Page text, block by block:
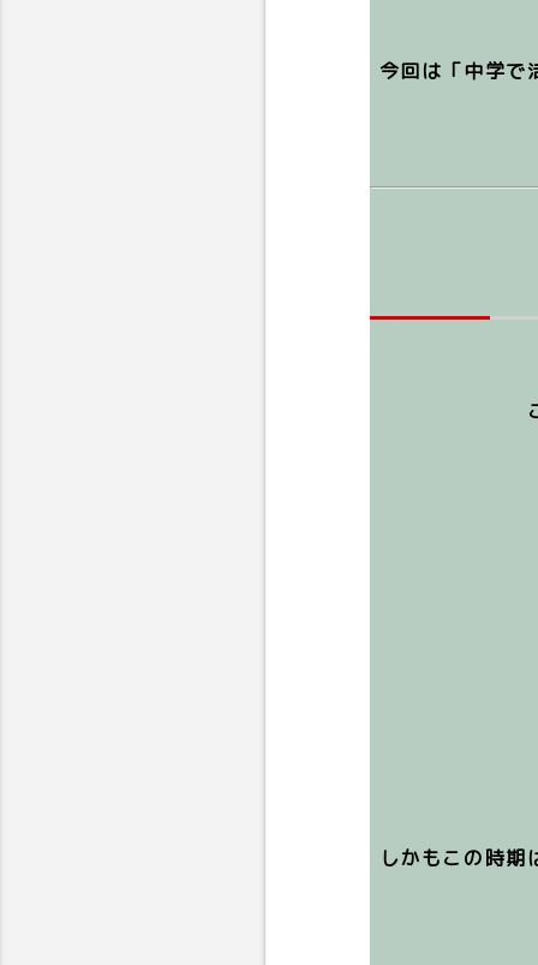
今回は「中学で
しかもこの時